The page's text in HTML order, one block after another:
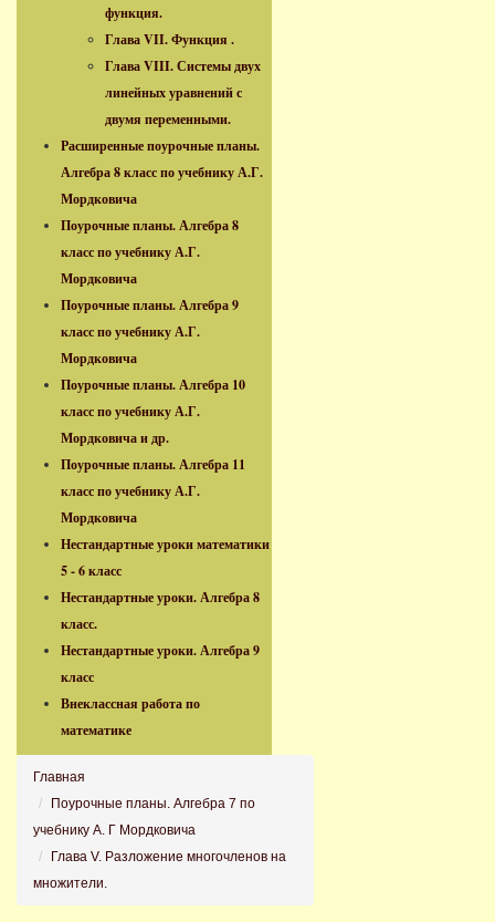
функция.
Глава VII. Функция .
Глава VIII. Системы двух
линейных уравнений с
двумя переменными.
Расширенные поурочные планы.
Алгебра 8 класс по учебнику А.Г.
Мордковича
Поурочные планы. Алгебра 8
класс по учебнику А.Г.
Мордковича
Поурочные планы. Алгебра 9
класс по учебнику А.Г.
Мордковича
Поурочные планы. Алгебра 10
класс по учебнику А.Г.
Мордковича и др.
Поурочные планы. Алгебра 11
класс по учебнику А.Г.
Мордковича
Нестандартные уроки математики
5 - 6 класс
Нестандартные уроки. Алгебра 8
класс.
Нестандартные уроки. Алгебра 9
класс
Внеклассная работа по
математике
Главная
Поурочные планы. Алгебра 7 по
учебнику А. Г Мордковича
Глава V. Разложение многочленов на
множители.